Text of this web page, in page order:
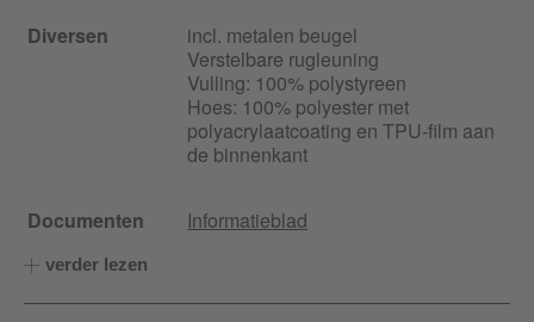
Diversen
incl. metalen beugel
Verstelbare rugleuning
Vulling: 100% polystyreen
Hoes: 100% polyester met
polyacrylaatcoating en TPU-film aan
de binnenkant
Documenten Informatieblad
verder lezen